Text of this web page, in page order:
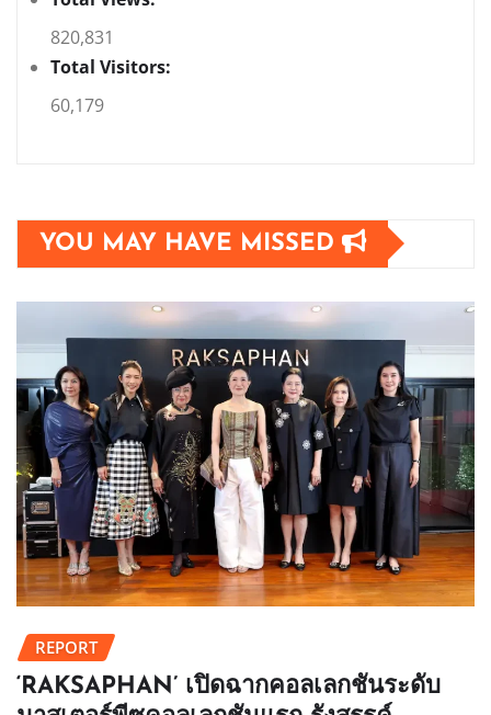
820,831
Total Visitors:
60,179
YOU MAY HAVE MISSED
REPORT
‘RAKSAPHAN’ เปิดฉากคอลเลกชันระดับ